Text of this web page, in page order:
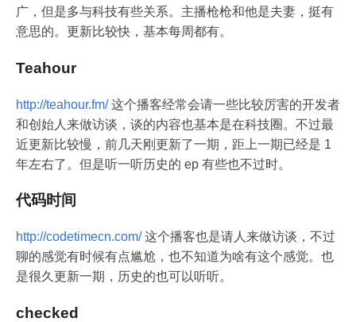
广，但是多与科技有些关系。主播枪枪和他是夫妻，挺有
意思的。更新比较快，基本每周都有。
Teahour
http://teahour.fm/这个播客经常会请一些比较厉害的开发者
和创始人来做访谈，谈的内容也基本是在科技圈。不过最
近更新比较慢，前几天刚更新了一期，距上一期已经是 1
年左右了。但是听一听历史的 ep 有些也不过时。
代码时间
http://codetimecn.com/这个播客也是请人来做访谈，不过
聊的感觉有时候有点尴尬，也不知道为啥有这个感觉。也
是很久更新一期，历史的也可以听听。
checked